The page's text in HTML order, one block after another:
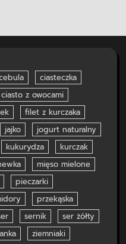
ciasteczka
ciasto z owocami
filet z kurczaka
jajko
jogurt naturalny
kukurydza
kurczak
mięso mielone
pieczarki
przekąska
sernik
ser żółty
ziemniaki